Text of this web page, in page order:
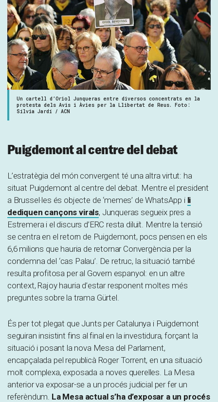
Un cartell d’Oriol Junqueras entre diversos concentrats en la
protesta dels Avis i Àvies per la Llibertat de Reus. Foto:
Sílvia Jardí / ACN
Puigdemont al centre del debat
L’estratègia del món convergent té una altra virtut: ha
situat Puigdemont al centre del debat. Mentre el president
a Brussel·les és objecte de ‘memes’ de WhatsApp i li
dediquen cançons virals, Junqueras segueix pres a
Estremera i el discurs d’ERC resta diluït. Mentre la tensió
se centra en el retorn de Puigdemont, pocs pensen en els
6,6 milions que hauria de retornar Convergència per la
condemna del ‘cas Palau’. De retruc, la situació també
resulta profitosa per al Govern espanyol: en un altre
context, Rajoy hauria d’estar responent moltes més
preguntes sobre la trama Gürtel.
És per tot plegat que Junts per Catalunya i Puigdemont
seguiran insistint fins al final en la investidura, forçant la
situació i posant la nova Mesa del Parlament,
encapçalada pel republicà Roger Torrent, en una situació
molt complexa, exposada a noves querelles. La Mesa
anterior va exposar-se a un procés judicial per fer un
referèndum. La Mesa actual s’ha d’exposar a un procés